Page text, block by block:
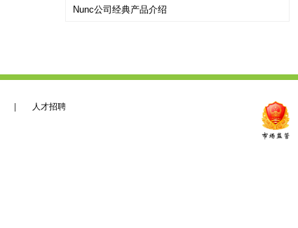
Nunc公司经典产品介绍
人才招聘